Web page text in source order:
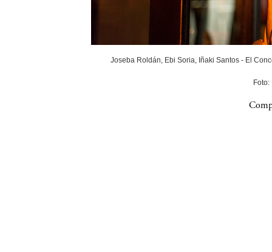
Joseba Roldán, Ebi Soria, Iñaki Santos - El